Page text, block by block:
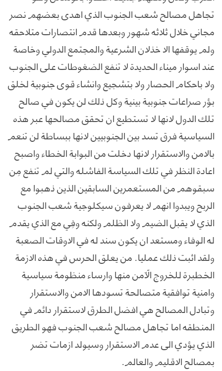
تجاهل مصالح شعب الجنوب الذي اهدى بعضهم نصر
مجاني خلال ثلاثه شهور وبعدها قدم انتصارات متلاحقه
ولم يوقفها الا خذلان الشرعية والمجتمع الدولي وخاصة
عند اسوار ميناء الحديدة لا تنفع الضغوطات على الجنوب
ولا باحكام الحصار ولا بتشجيع وانشاء قوى جنوبية لخلق
بؤر صراعات جنوبية بينية وكل ذلك لن يكون في صالح
تلك الدول لانها لا تستطيع ان تحقق مصالحها عبر هذه
السياسية فرق تسد بين الجنوبيين لانها ببساطة لن تنعم
بالامن والاستقرار لانها دخلت من البوابة الخطاء واصبح
اعادة النظر في تلك السياسة الفاشله والتي لم تنفع مِن
سبقوهم من المستعمرين السابقين الذين ذهبوا مع
الربح ويبدوا انهم لا يعرفون سيكلوجية شعب الجنوب
الذي لا يقبل الضيم ولا الظلم ولكنه وفِي مع الذي يقدم
له الوفاء ومستعد ان يكون سند له في الاوقات الصعبة
ولقد اثبت ذلك عمليا. من يعلق الحرس في هذه الازمة
الخطبرة للخروج الّاّمن منها وارساء منظومة سياسية
وامنية توافقية متصالحة تسودها الامن والاستقرار
وتبادل المصالح هي افضل الطرق لاستقرار دائم في
المنطقه اما تجاهل مصالح شعب الجنوب فهو الطريق
الذي يؤدي الى عدم الاستقرار وسيولد ازمات تضر
بمصالح الاقليم والعالم.